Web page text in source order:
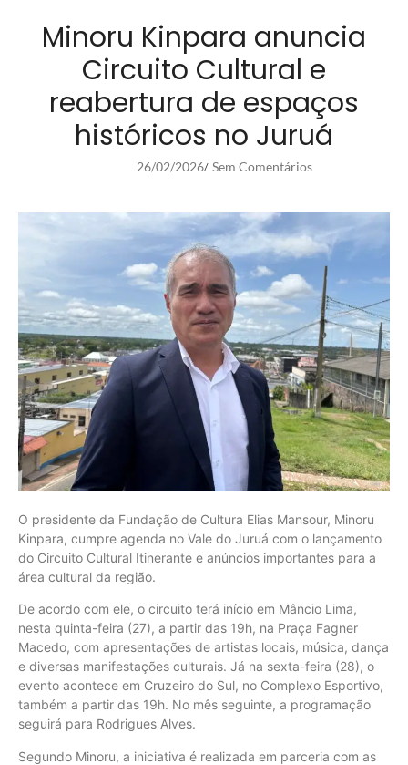
Minoru Kinpara anuncia
Circuito Cultural e
reabertura de espaços
históricos no Juruá
26/02/2026/ Sem Comentários
O presidente da Fundação de Cultura Elias Mansour, Minoru
Kinpara, cumpre agenda no Vale do Juruá com o lançamento
do Circuito Cultural Itinerante e anúncios importantes para a
área cultural da região.
De acordo com ele, o circuito terá início em Mâncio Lima,
nesta quinta-feira (27), a partir das 19h, na Praça Fagner
Macedo, com apresentações de artistas locais, música, dança
e diversas manifestações culturais. Já na sexta-feira (28), o
evento acontece em Cruzeiro do Sul, no Complexo Esportivo,
também a partir das 19h. No mês seguinte, a programação
seguirá para Rodrigues Alves.
Segundo Minoru, a iniciativa é realizada em parceria com as